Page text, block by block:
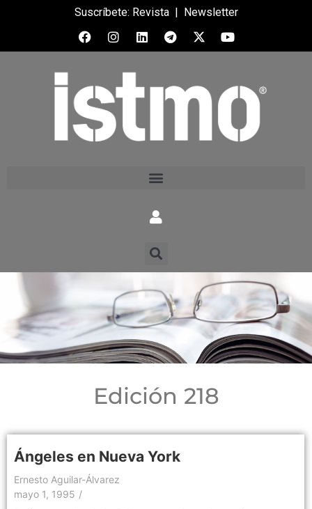
Suscríbete: Revista| Newsletter
Edición 218
Ángeles en Nueva York
Ernesto Aguilar-Álvarez
mayo 1, 1995 /